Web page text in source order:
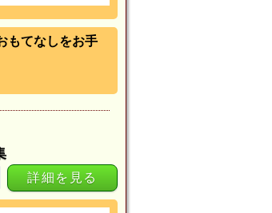
もてなしをお手
詳細を見る